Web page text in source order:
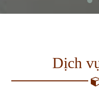
Dịch